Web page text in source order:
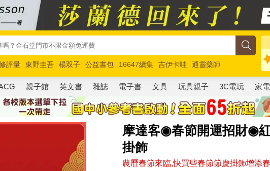
評量 東野圭吾 楊双子 公益書包 16647續集 吉伊卡哇
通靈藥師
放
奧德賽 路邊攤新作 馬斯克 玩具總動員5 超慢跑
親子館 英文書 雜誌 電子書 文具 玩具親子 3C電玩 家電
摩達客◉春節開運招財◉
掛飾
農曆春節來臨,快買些春節節慶掛飾增添